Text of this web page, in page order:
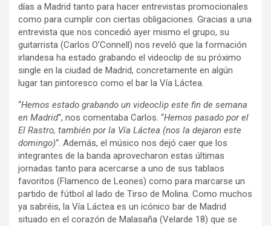
días a Madrid tanto para hacer entrevistas promocionales
como para cumplir con ciertas obligaciones. Gracias a una
entrevista que nos concedió ayer mismo el grupo, su
guitarrista (Carlos O’Connell) nos reveló que la formación
irlandesa ha estado grabando el videoclip de su próximo
single en la ciudad de Madrid, concretamente en algún
lugar tan pintoresco como el bar la Vía Láctea.
“Hemos estado grabando un videoclip este fin de semana
en Madrid“, nos comentaba Carlos. “Hemos pasado por el
El Rastro, también por la Vía Láctea (nos la dejaron este
domingo)“. Además, el músico nos dejó caer que los
integrantes de la banda aprovecharon estas últimas
jornadas tanto para acercarse a uno de sus tablaos
favoritos (Flamenco de Leones) como para marcarse un
partido de fútbol al lado de Tirso de Molina. Como muchos
ya sabréis, la Vía Láctea es un icónico bar de Madrid
situado en el corazón de Malasaña (Velarde 18) que se